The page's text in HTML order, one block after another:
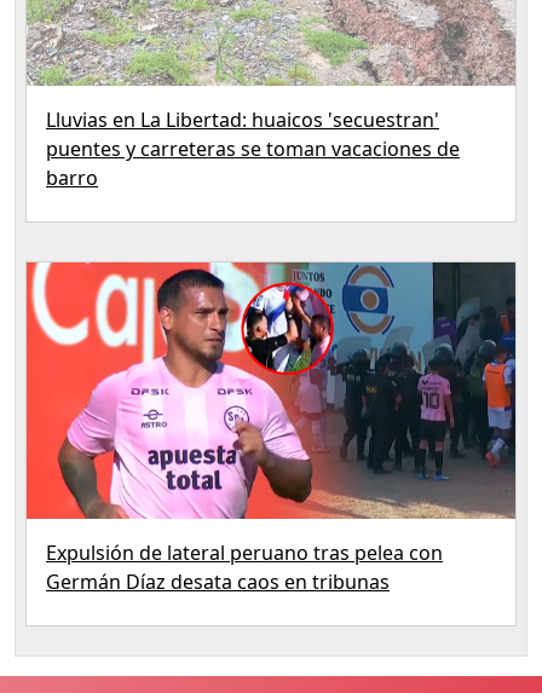
Lluvias en La Libertad: huaicos 'secuestran'
puentes y carreteras se toman vacaciones de
barro
Expulsión de lateral peruano tras pelea con
Germán Díaz desata caos en tribunas